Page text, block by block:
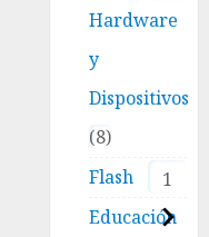
Hardware
y
Dispositivos
8
Flash
1
Educación